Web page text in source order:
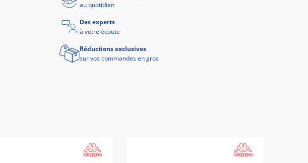
au quotidien
Des experts
à votre écoute
Réductions exclusives
sur vos commandes en gros